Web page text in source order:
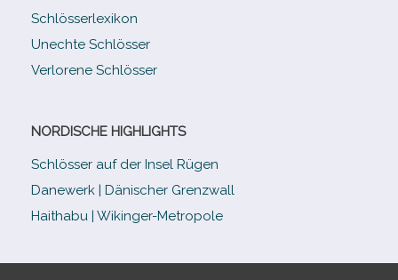
Schlösserlexikon
Unechte Schlösser
Verlorene Schlösser
NORDISCHE HIGHLIGHTS
Schlösser auf der Insel Rügen
Danewerk | Dänischer Grenzwall
Haithabu | Wikinger-Metropole